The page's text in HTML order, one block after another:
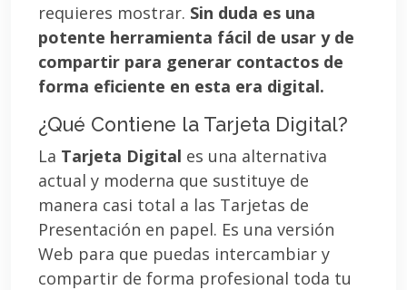
requieres mostrar. Sin duda es una
potente herramienta fácil de usar y de
compartir para generar contactos de
forma eficiente en esta era digital.
¿Qué Contiene la Tarjeta Digital?
La Tarjeta Digital es una alternativa
actual y moderna que sustituye de
manera casi total a las Tarjetas de
Presentación en papel. Es una versión
Web para que puedas intercambiar y
compartir de forma profesional toda tu